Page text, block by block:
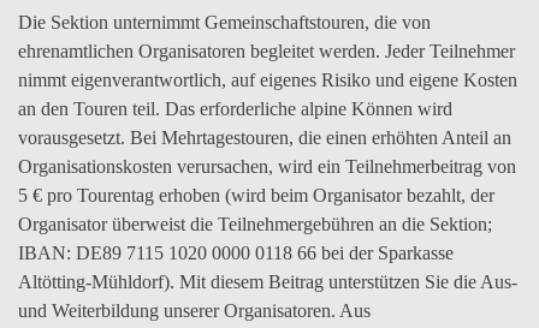
Die Sektion unternimmt Gemeinschaftstouren, die von
ehrenamtlichen Organisatoren begleitet werden. Jeder Teilnehmer
nimmt eigenverantwortlich, auf eigenes Risiko und eigene Kosten
an den Touren teil. Das erforderliche alpine Können wird
vorausgesetzt. Bei Mehrtagestouren, die einen erhöhten Anteil an
Organisationskosten verursachen, wird ein Teilnehmerbeitrag von
5 € pro Tourentag erhoben (wird beim Organisator bezahlt, der
Organisator überweist die Teilnehmergebühren an die Sektion;
IBAN: DE89 7115 1020 0000 0118 66 bei der Sparkasse
Altötting-Mühldorf). Mit diesem Beitrag unterstützen Sie die Aus-
und Weiterbildung unserer Organisatoren. Aus